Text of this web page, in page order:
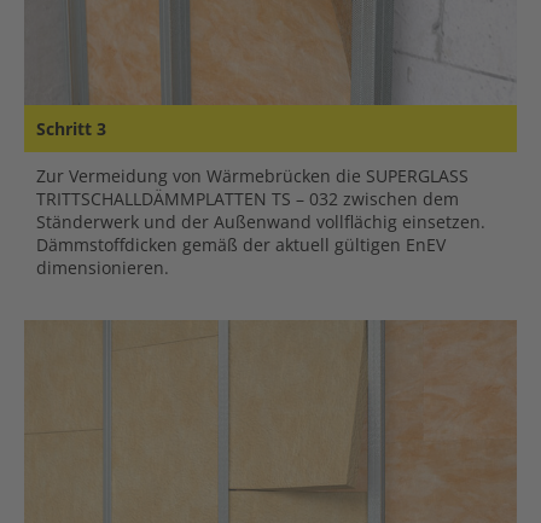
Schritt 3
Zur Vermeidung von Wärmebrücken die SUPERGLASS
TRITTSCHALLDÄMMPLATTEN TS – 032 zwischen dem
Ständerwerk und der Außenwand vollflächig einsetzen.
Dämmstoffdicken gemäß der aktuell gültigen EnEV
dimensionieren.